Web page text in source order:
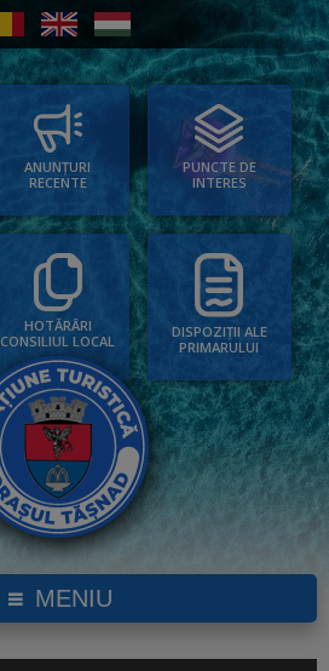
ANUNȚURI
RECENTE
PUNCTE DE
INTERES
HOTĂRÂRI
CONSILIUL LOCAL
DISPOZIȚII ALE
PRIMARULUI
MENIU